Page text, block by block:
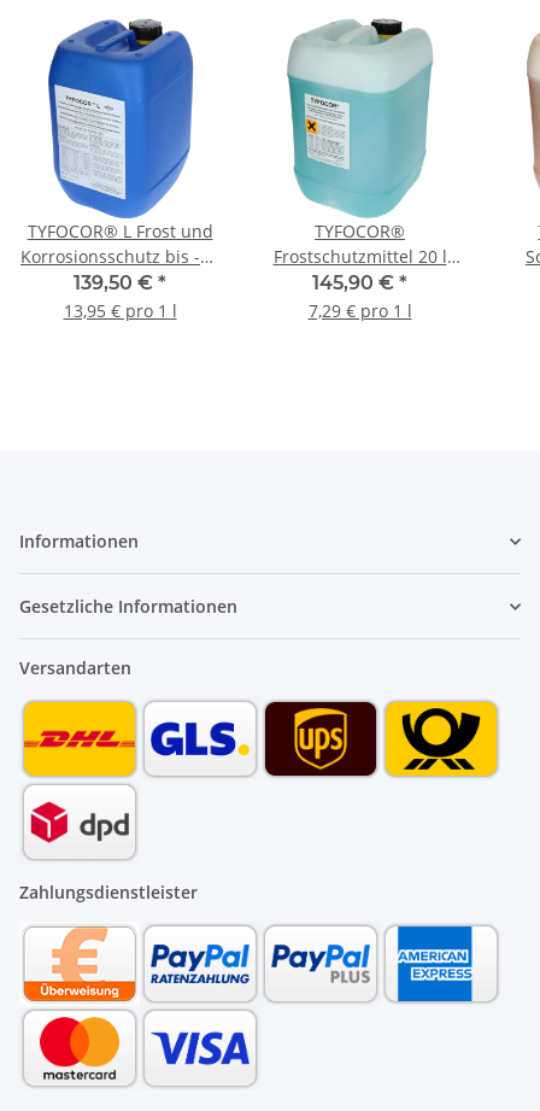
TYFOCOR® L Frost und
Korrosionsschutz bis -50
°C für Flachkollektoren
10 L
139,50 € *
13,95 € pro 1 l
TYFOCOR®
Frostschutzmittel 20 l
Konzentrat
145,90 € *
7,29 € pro 1 l
Informationen
Gesetzliche Informationen
Versandarten
Zahlungsdienstleister